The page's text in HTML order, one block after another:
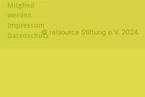
Mitglied
werden
Impressum
Datenschutz© re!source Stiftung e.V. 2024